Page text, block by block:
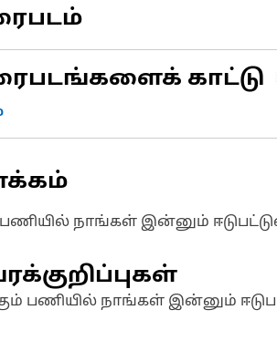
காட்டு
நாங்கள் இன்னும்
பணியில் நாங்கள் இன்னும்